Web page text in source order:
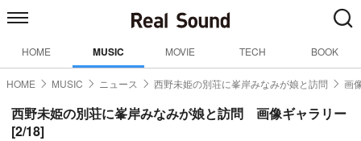
HOME MUSIC MOVIE TECH BOOK
HOME MUSIC ニュース 西野未姫の別荘に峯岸みなみが娘と訪問 画
西野未姫の別荘に峯岸みなみが娘と訪問 画像ギャラリー
[2/18]